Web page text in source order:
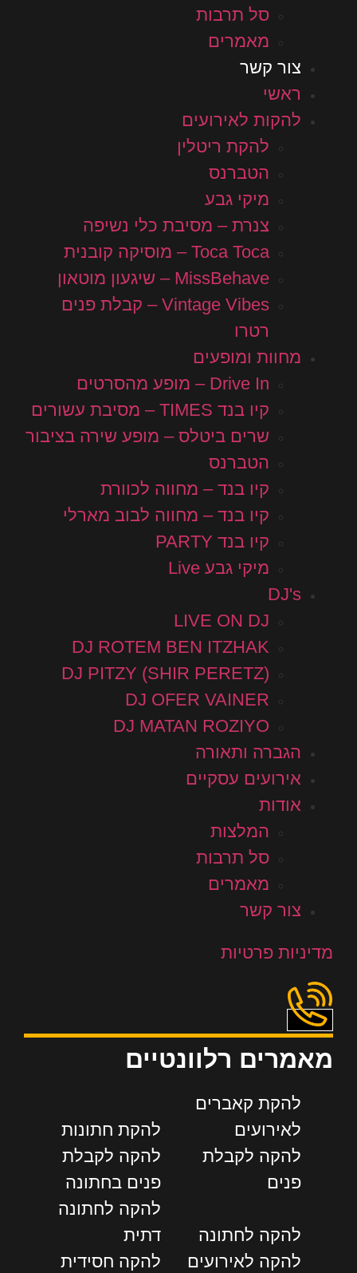
סל תרבות
מאמרים
צור קשר
ראשי
להקות לאירועים
להקת ריטלין
הטברנס
מיקי גבע
צנרת – מסיבת כלי נשיפה
Toca Toca – מוסיקה קובנית
MissBehave – שיגעון מוטאון
Vintage Vibes – קבלת פנים
רטרו
מחוות ומופעים
Drive In – מופע מהסרטים
קיו בנד TIMES – מסיבת עשורים
שרים ביטלס – מופע שירה בציבור
הטברנס
קיו בנד – מחווה לכוורת
קיו בנד – מחווה לבוב מארלי
קיו בנד PARTY
מיקי גבע Live
DJ's
LIVE ON DJ
DJ ROTEM BEN ITZHAK
DJ PITZY (SHIR PERETZ)
DJ OFER VAINER
DJ MATAN ROZIYO
הגברה ותאורה
אירועים עסקיים
אודות
המלצות
סל תרבות
מאמרים
צור קשר
מדיניות פרטיות
מאמרים רלוונטיים
להקת קאברים
לאירועים
להקת חתונות
להקה לקבלת
פנים
להקה לקבלת
פנים בחתונה
להקה לחתונה
להקה לחתונה
דתית
להקה לאירועים
להקה חסידית